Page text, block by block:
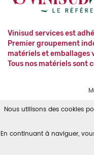
Nous utilisons des cookies
En continuant à naviguer,
Vinisud services est
Premier groupement
matériels et emballages
Tous nos matériels sont